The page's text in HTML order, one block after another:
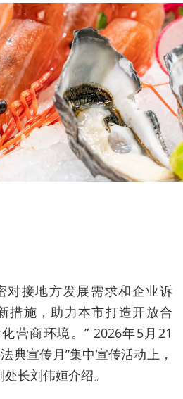
对接地方发展需求和企业诉
措施，助力本市打造开放合
营商环境。” 2026年5月21
典宣传月”集中宣传活动上，
长刘伟姮介绍。